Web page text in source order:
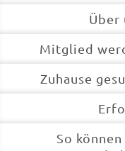
Über
Mitglied
Zuhause
So können